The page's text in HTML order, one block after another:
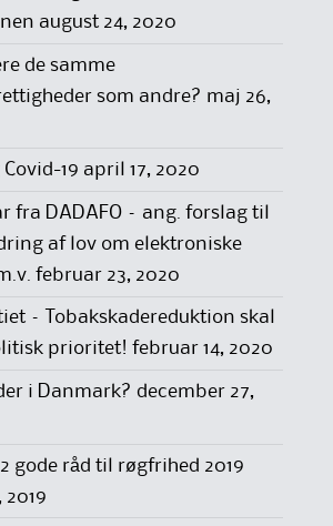
august 24, 2020
de samme
som andre? maj 26,
19 april 17, 2020
fra DADAFO – ang. forslag til
af lov om elektroniske
februar 23, 2020
– Tobakskadereduktion skal
prioritet! februar 14, 2020
i Danmark? december 27,
gode råd til røgfrihed 2019
2019